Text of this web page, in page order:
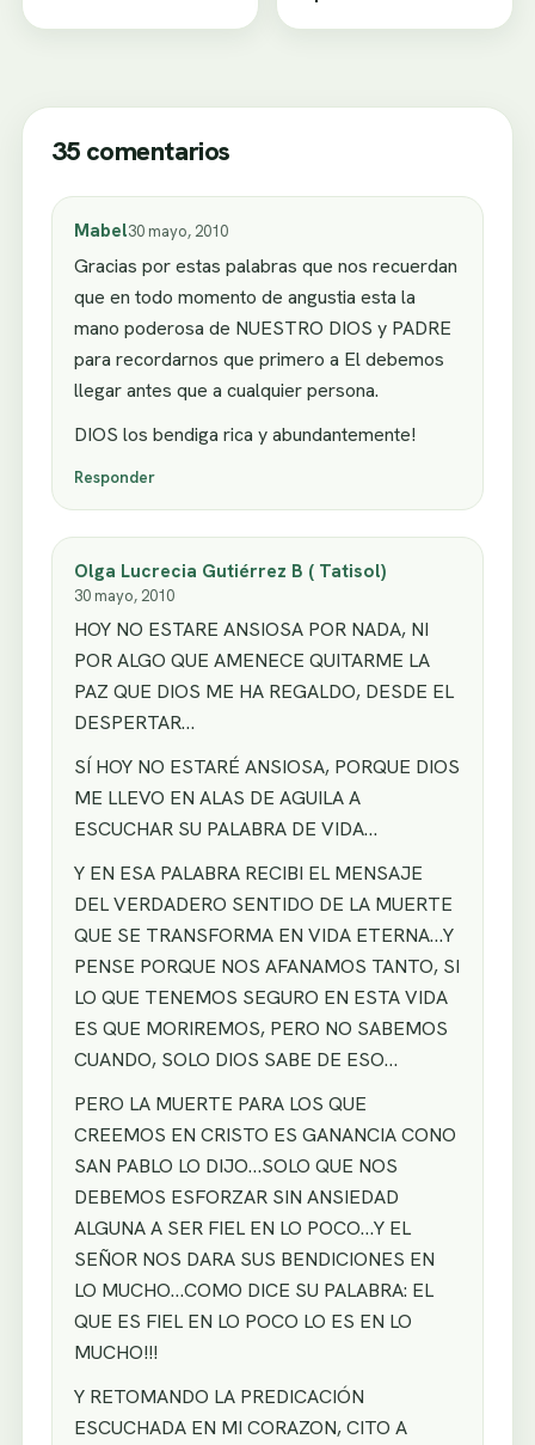
35 comentarios
Mabel30 mayo, 2010
Gracias por estas palabras que nos recuerdan
que en todo momento de angustia esta la
mano poderosa de NUESTRO DIOS y PADRE
para recordarnos que primero a El debemos
llegar antes que a cualquier persona.
DIOS los bendiga rica y abundantemente!
Responder
Olga Lucrecia Gutiérrez B ( Tatisol)
30 mayo, 2010
HOY NO ESTARE ANSIOSA POR NADA, NI
POR ALGO QUE AMENECE QUITARME LA
PAZ QUE DIOS ME HA REGALDO, DESDE EL
DESPERTAR…
SÍ HOY NO ESTARÉ ANSIOSA, PORQUE DIOS
ME LLEVO EN ALAS DE AGUILA A
ESCUCHAR SU PALABRA DE VIDA…
Y EN ESA PALABRA RECIBI EL MENSAJE
DEL VERDADERO SENTIDO DE LA MUERTE
QUE SE TRANSFORMA EN VIDA ETERNA…Y
PENSE PORQUE NOS AFANAMOS TANTO, SI
LO QUE TENEMOS SEGURO EN ESTA VIDA
ES QUE MORIREMOS, PERO NO SABEMOS
CUANDO, SOLO DIOS SABE DE ESO…
PERO LA MUERTE PARA LOS QUE
CREEMOS EN CRISTO ES GANANCIA CONO
SAN PABLO LO DIJO…SOLO QUE NOS
DEBEMOS ESFORZAR SIN ANSIEDAD
ALGUNA A SER FIEL EN LO POCO…Y EL
SEÑOR NOS DARA SUS BENDICIONES EN
LO MUCHO…COMO DICE SU PALABRA: EL
QUE ES FIEL EN LO POCO LO ES EN LO
MUCHO!!!
Y RETOMANDO LA PREDICACIÓN
ESCUCHADA EN MI CORAZON, CITO A